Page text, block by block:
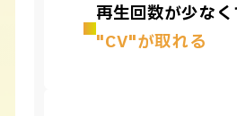
再生回数が少なく
"CV"が取れる